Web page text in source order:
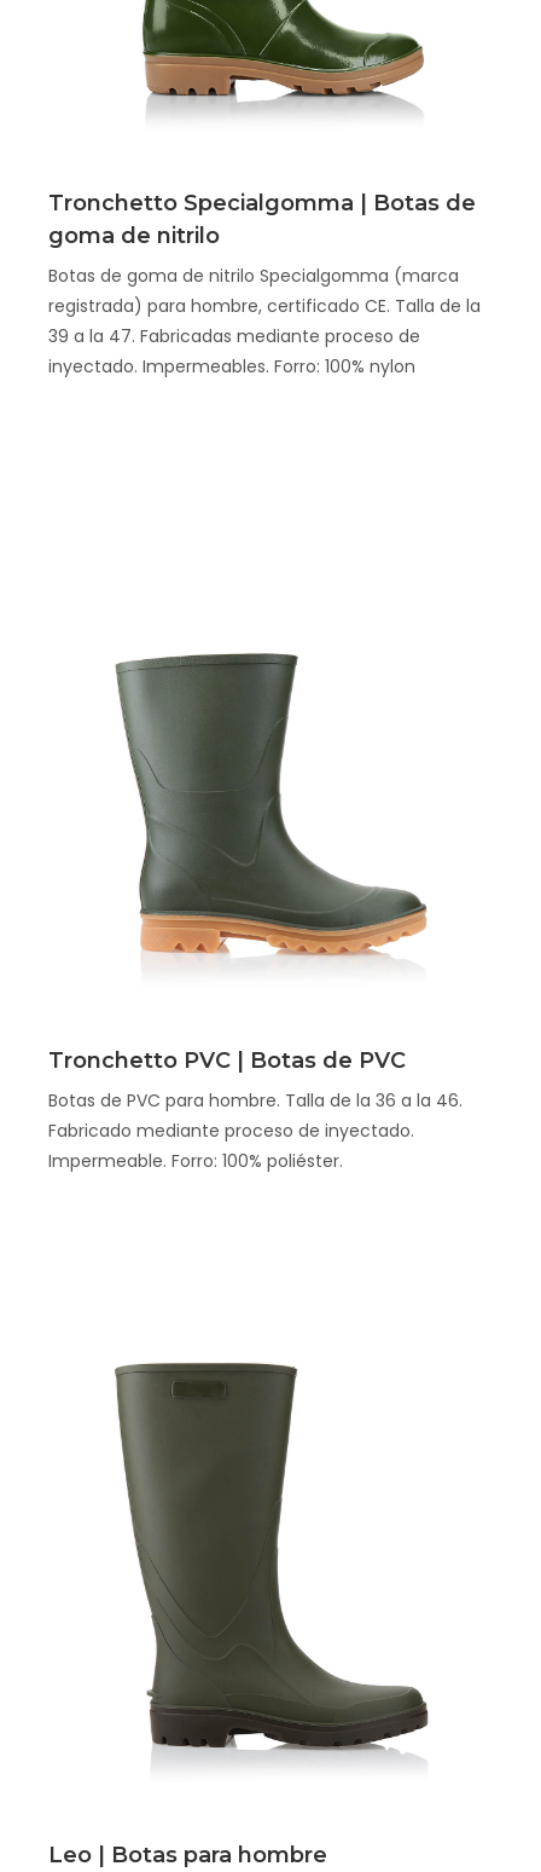
Scopri
Tronchetto Specialgomma | Botas de
goma de nitrilo
Botas de goma de nitrilo Specialgomma (marca
registrada) para hombre, certificado CE. Talla de la
39 a la 47. Fabricadas mediante proceso de
inyectado. Impermeables. Forro: 100% nylon
Scopri
Tronchetto PVC | Botas de PVC
Botas de PVC para hombre. Talla de la 36 a la 46.
Fabricado mediante proceso de inyectado.
Impermeable. Forro: 100% poliéster.
Scopri
Leo | Botas para hombre